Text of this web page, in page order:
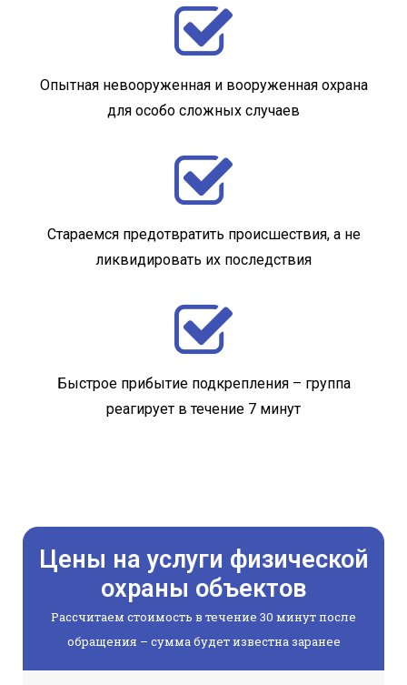
Опытная невооруженная и вооруженная охрана
для особо сложных случаев
Стараемся предотвратить происшествия, а не
ликвидировать их последствия
Быстрое прибытие подкрепления – группа
реагирует в течение 7 минут
Цены на услуги физической
охраны объектов
Рассчитаем стоимость в течение 30 минут после
обращения – сумма будет известна заранее